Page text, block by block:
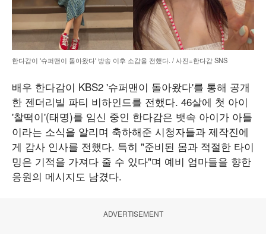
한다감이 '슈퍼맨이 돌아왔다' 방송 이후 소감을 전했다. / 사진=한다감 SNS
배우 한다감이 KBS2 '슈퍼맨이 돌아왔다'를 통해 공개
한 젠더리빌 파티 비하인드를 전했다. 46살에 첫 아이
'찰떡이'(태명)를 임신 중인 한다감은 뱃속 아이가 아들
이라는 소식을 알리며 축하해준 시청자들과 제작진에
게 감사 인사를 전했다. 특히 "준비된 몸과 적절한 타이
밍은 기적을 가져다 줄 수 있다"며 예비 엄마들을 향한
응원의 메시지도 남겼다.
ADVERTISEMENT